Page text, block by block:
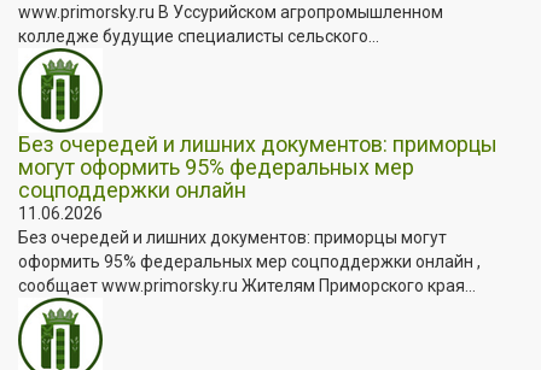
www.primorsky.ru В Уссурийском агропромышленном
колледже будущие специалисты сельского...
Без очередей и лишних документов: приморцы
могут оформить 95% федеральных мер
соцподдержки онлайн
11.06.2026
Без очередей и лишних документов: приморцы могут
оформить 95% федеральных мер соцподдержки онлайн ,
сообщает www.primorsky.ru Жителям Приморского края...